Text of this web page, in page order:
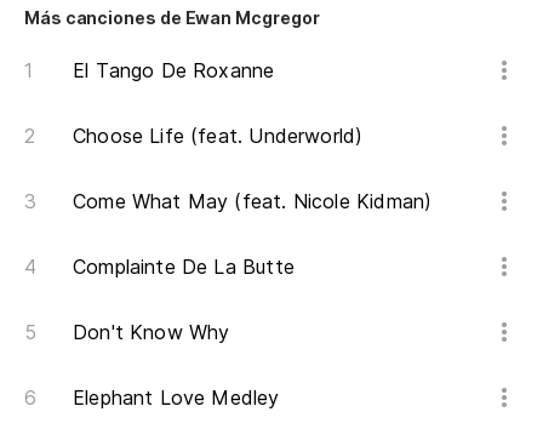
Más canciones de Ewan Mcgregor
El Tango De Roxanne
Choose Life (feat. Underworld)
Come What May (feat. Nicole Kidman)
Complainte De La Butte
Don't Know Why
Elephant Love Medley